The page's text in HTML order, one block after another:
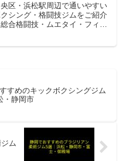
区・浜松駅周辺で通いやすい
シング・格闘技ジムをご紹介
合格闘技・ムエタイ・フィッ
すめのキックボクシングジム
・静岡市
ム